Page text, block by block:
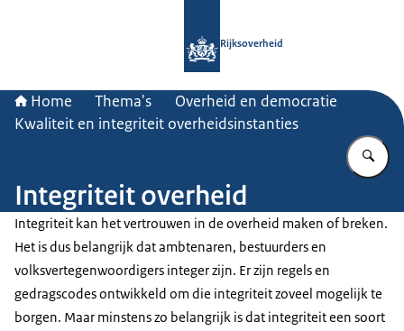
Rijksoverheid
Home Thema's
Overheid en democratie
Kwaliteit en integriteit overheidsinstanties
Integriteit overheid
Integriteit kan het vertrouwen in de overheid maken of breken.
Het is dus belangrijk dat ambtenaren, bestuurders en
volksvertegenwoordigers integer zijn. Er zijn regels en
gedragscodes ontwikkeld om die integriteit zoveel mogelijk te
borgen. Maar minstens zo belangrijk is dat integriteit een soort